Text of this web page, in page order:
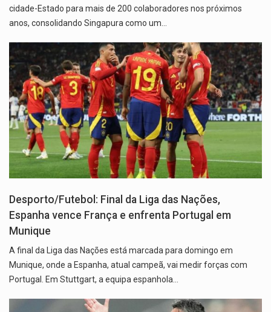
cidade-Estado para mais de 200 colaboradores nos próximos
anos, consolidando Singapura como um…
Desporto/Futebol: Final da Liga das Nações,
Espanha vence França e enfrenta Portugal em
Munique
A final da Liga das Nações está marcada para domingo em
Munique, onde a Espanha, atual campeã, vai medir forças com
Portugal. Em Stuttgart, a equipa espanhola…